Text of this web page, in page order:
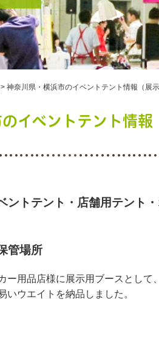
> 神奈川県・横浜市のイベントテント情報（展
イベントテント情報
ントテント・店舗用テント
管場所
ー用品店様に展示用ブースとして
いウエイトを納品しました。